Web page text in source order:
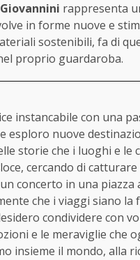
rappresenta
in forme nuove e
sostenibili, fa di
proprio guardaroba.
instancabile con una
esploro nuove
storie che i luoghi e le
cercando di
concerto in una
che i viaggi siano la
condividere con
e le meraviglie che
insieme il mondo, alla